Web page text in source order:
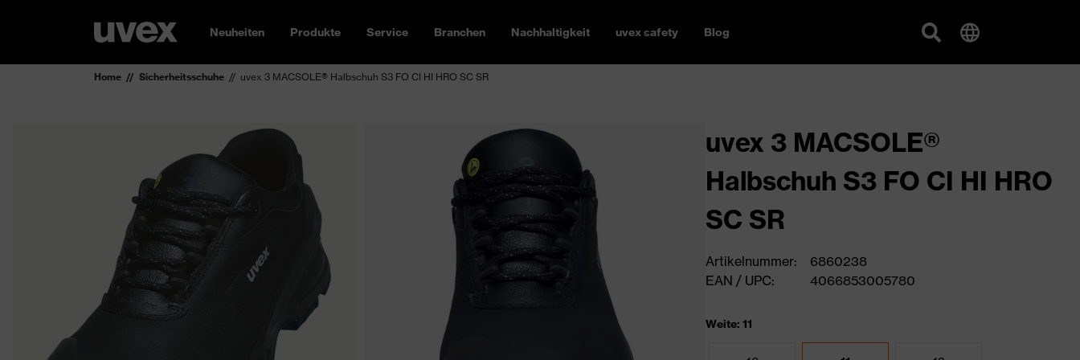
Neuheiten Produkte Service Branchen Nachhaltigkeit uvex safety Blog
Home Sicherheitsschuhe uvex 3 MACSOLE® Halbschuh S3 FO CI HI HRO SC SR
uvex 3 MACSOLE®
Halbschuh S3 FO CI HI HRO
SC SR
Artikelnummer:
6860238
EAN / UPC:
4066853005780
Weite: 11